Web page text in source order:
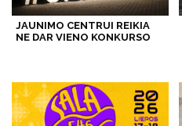
JAUNIMO CENTRUI REIKIA
NE DAR VIENO KONKURSO